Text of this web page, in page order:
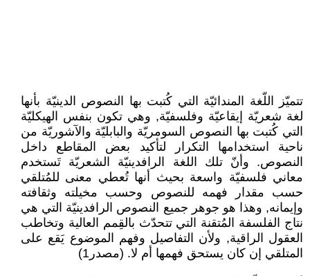
تتميّز اللّغة المندائيّة التي كُتبت بها النصوص الدينيّة بأنها
لغة شعريّة إيقاعيّة وفلسفيّة, وهي تكون بنفس الهيكليّة
التي كُتبت بها النصوص السومريّة والبابليّة والآشوريّة من
ناحية استخدامها التكرار لتأكيد بعض المقاطع داخل
النصوص. وأنّ تلك اللغة الرافدينيّة الشعريّة تَستخدم
معاني فلسفيّة واسعة بحيث أنها تُعطي معنى للمُتلقي
حسب مقدار فهمه للنصوص وحسب مخيلته وثقافته
وإيمانه, وهذا هو جوهر جميع النصوص الرافدينيّة التي هي
نتاج الفلسفة المُتقنة التي تتحدّث بالقِمم العالية وتخاطب
العقول الراقية, ولأن التفاصيل وفهم الموضوع يَقع على
المتلقي إن كان يستحق فهمها أم لا. (مصدر1)